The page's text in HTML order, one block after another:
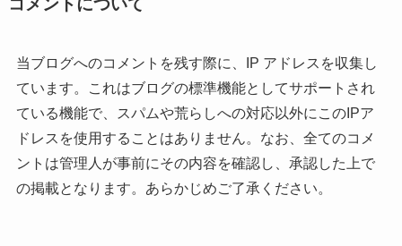
コメントについて
当ブログへのコメントを残す際に、IP アドレスを収集し
ています。これはブログの標準機能としてサポートされ
ている機能で、スパムや荒らしへの対応以外にこのIPア
ドレスを使用することはありません。なお、全てのコメ
ントは管理人が事前にその内容を確認し、承認した上で
の掲載となります。あらかじめご了承ください。